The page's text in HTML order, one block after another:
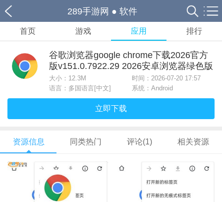
289手游网 ● 软件
首页 游戏 应用 排行
谷歌浏览器google chrome下载2026官方
版v151.0.7922.29 2026安卓浏览器绿色版
大小： 12.3M
时间：2026-07-20 17:57
语言：多国语言[中文]
系统：Android
立即下载
资源信息 同类热门 评论(1) 相关资源